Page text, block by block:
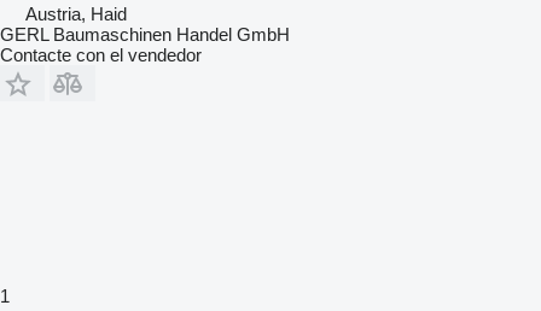
Austria, Haid
GERL Baumaschinen Handel GmbH
Contacte con el vendedor
1